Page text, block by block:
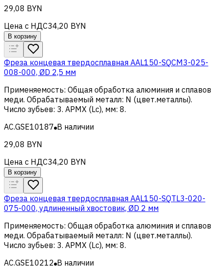
29,08 BYN
Цена с НДС34,20 BYN
В корзину
Фреза концевая твердосплавная AAL150-SQCM3-025-
008-000, ØD 2,5 мм
Применяемость: Общая обработка алюминия и сплавов
меди. Обрабатываемый металл: N (цвет.металлы).
Число зубьев: 3. APMX (Lc), мм: 8.
AC.GSE10187 В наличии
29,08 BYN
Цена с НДС34,20 BYN
В корзину
Фреза концевая твердосплавная AAL150-SQTL3-020-
075-000, удлиненный хвостовик, ØD 2 мм
Применяемость: Общая обработка алюминия и сплавов
меди. Обрабатываемый металл: N (цвет.металлы).
Число зубьев: 3. APMX (Lc), мм: 8.
AC.GSE10212 В наличии